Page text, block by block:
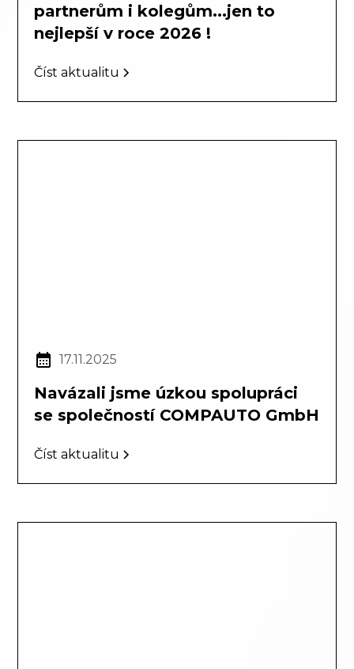
partnerům i kolegům...jen to
nejlepší v roce 2026 !
Číst aktualitu
17.11.2025
Navázali jsme úzkou spolupráci
se společností COMPAUTO GmbH
Číst aktualitu